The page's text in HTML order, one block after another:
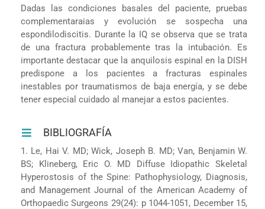
Dadas las condiciones basales del paciente, pruebas
complementaraias y evolución se sospecha una
espondilodiscitis. Durante la IQ se observa que se trata
de una fractura probablemente tras la intubación. Es
importante destacar que la anquilosis espinal en la DISH
predispone a los pacientes a fracturas espinales
inestables por traumatismos de baja energía, y se debe
tener especial cuidado al manejar a estos pacientes.
BIBLIOGRAFÍA
1. Le, Hai V. MD; Wick, Joseph B. MD; Van, Benjamin W.
BS; Klineberg, Eric O. MD Diffuse Idiopathic Skeletal
Hyperostosis of the Spine: Pathophysiology, Diagnosis,
and Management Journal of the American Academy of
Orthopaedic Surgeons 29(24): p 1044-1051, December 15,